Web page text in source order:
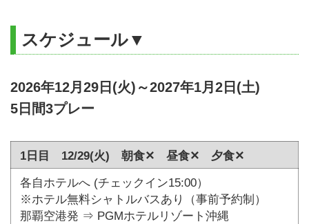
スケジュール▼
2026年12月29日(火)～2027年1月2日(土)
5日間3プレー
1日目 12/29(火) 朝食✕ 昼食✕ 夕食✕
各自ホテルへ (チェックイン15:00）
※ホテル無料シャトルバスあり（事前予約制）
那覇空港発 ⇒ PGMホテルリゾート沖縄